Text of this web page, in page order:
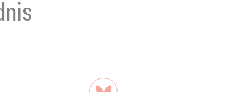
Teilen